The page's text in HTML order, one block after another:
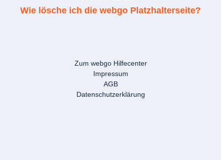
Wie lösche ich die webgo Platzhalterseite?
Zum webgo Hilfecenter
Impressum
AGB
Datenschutzerklärung